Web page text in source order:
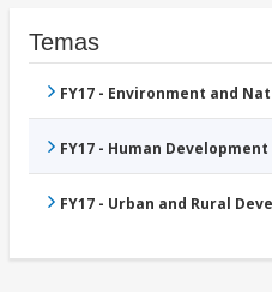
Temas
FY17 - Environment and
FY17 - Human
FY17 - Urban and Rural